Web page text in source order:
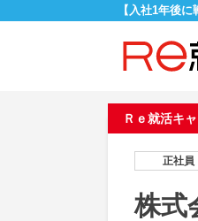
【入社1年後
Ｒｅ就活キ
正社員
株式